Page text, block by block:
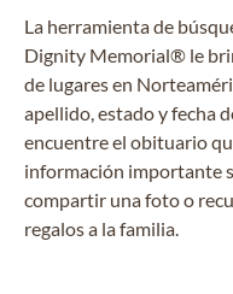
La herramienta de
Dignity Memorial® le
de lugares en
apellido, estado y fecha
encuentre el obituario
información importante
compartir una foto o
regalos a la familia.